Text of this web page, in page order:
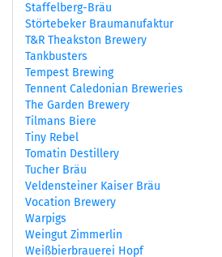
Staffelberg-Bräu
Störtebeker Braumanufaktur
T&R Theakston Brewery
Tankbusters
Tempest Brewing
Tennent Caledonian Breweries
The Garden Brewery
Tilmans Biere
Tiny Rebel
Tomatin Destillery
Tucher Bräu
Veldensteiner Kaiser Bräu
Vocation Brewery
Warpigs
Weingut Zimmerlin
Weißbierbrauerei Hopf